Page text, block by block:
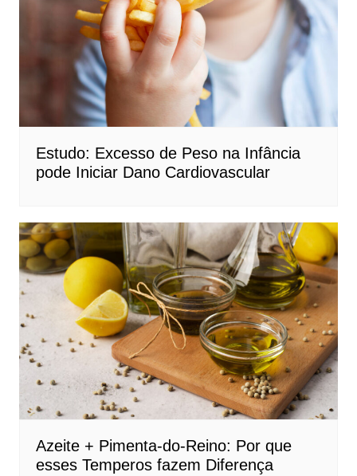
Estudo: Excesso de Peso na Infância
pode Iniciar Dano Cardiovascular
Azeite + Pimenta-do-Reino: Por que
esses Temperos fazem Diferença